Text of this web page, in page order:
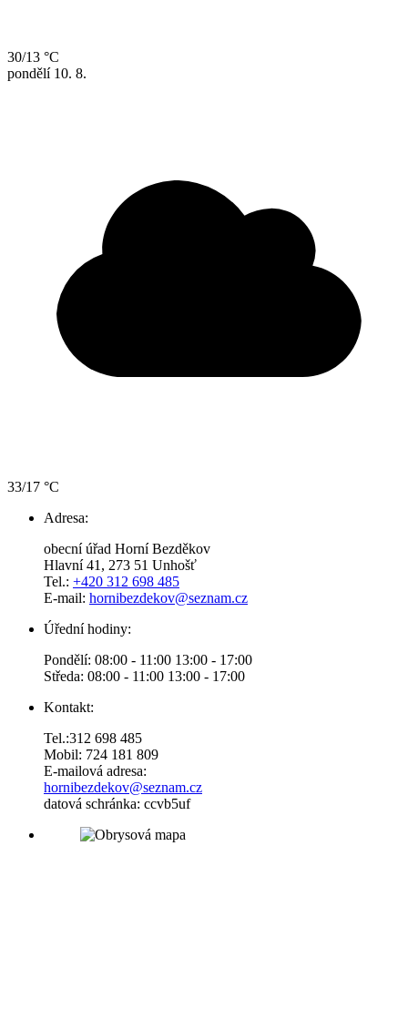
30/13 °C
pondělí 10. 8.
33/17 °C
Adresa:
obecní úřad Horní Bezděkov
Hlavní 41, 273 51 Unhošť
Tel.: +420 312 698 485
E-mail: hornibezdekov@seznam.cz
Úřední hodiny:
Pondělí: 08:00 - 11:00 13:00 - 17:00
Středa: 08:00 - 11:00 13:00 - 17:00
Kontakt:
Tel.:312 698 485
Mobil: 724 181 809
E-mailová adresa:
hornibezdekov@seznam.cz
datová schránka: ccvb5uf